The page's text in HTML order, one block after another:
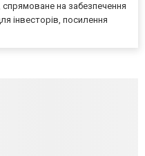
на забезпечення
інвесторів, посилення